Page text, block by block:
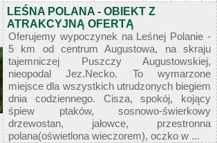
LEŚNA POLANA - OBIEKT Z
ATRAKCYJNĄ OFERTĄ
Oferujemy wypoczynek na Leśnej Polanie -
5 km od centrum Augustowa, na skraju
tajemniczej Puszczy Augustowskiej,
nieopodal Jez.Necko. To wymarzone
miejsce dla wszystkich utrudzonych biegiem
dnia codziennego. Cisza, spokój, kojący
śpiew ptaków, sosnowo-świerkowy
drzewostan, jałowce, przestronna
polana(oświetlona wieczorem), oczko w ...